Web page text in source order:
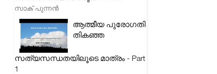
സാക് പുന്നൻ
ആത്മീയ പുരോഗതി
തികഞ്ഞ
സത്യസന്ധതയിലൂടെ മാത്രം - Part
1